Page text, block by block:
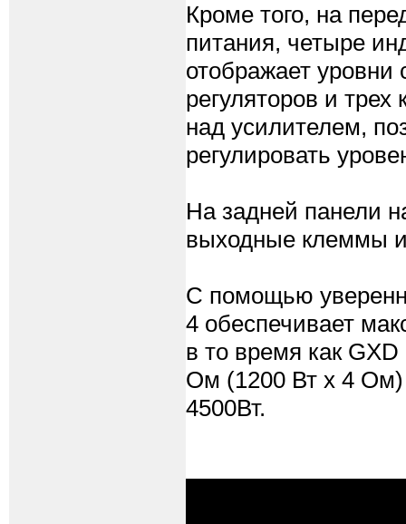
Кроме того, на
питания, четыре
отображает уровни
регуляторов и
над усилителем,
регулировать
На задней панели
выходные клеммы
С помощью
4 обеспечивает
в то время как
Ом (1200 Вт х 4
4500Вт.